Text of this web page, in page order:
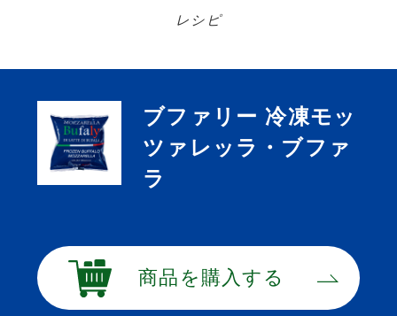
レシピ
ブファリー 冷凍モッ
ツァレッラ・ブファ
ラ
商品を購入する